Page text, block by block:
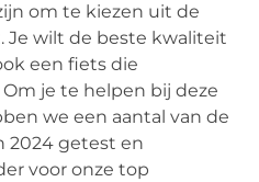
om te kiezen uit de
Je wilt de beste kwaliteit
een fiets die
je te helpen bij deze
we een aantal van de
2024 getest en
voor onze top